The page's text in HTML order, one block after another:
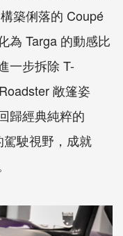
築俐落的 Coupé
為 Targa 的動感比
一步拆除 T-
敞篷姿
歸經典純粹的
駛視野，成就